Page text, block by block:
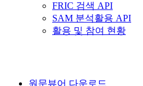
FRIC 검색 API
SAM 분석활용 API
활용 및 참여 현황
원문뷰어 다운로드